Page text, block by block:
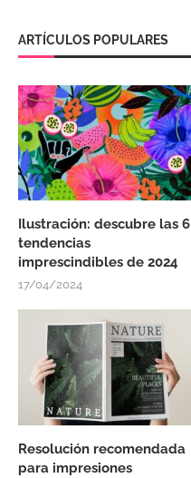
ARTÍCULOS POPULARES
Ilustración: descubre las 6
tendencias
imprescindibles de 2024
17/04/2024
Resolución recomendada
para impresiones